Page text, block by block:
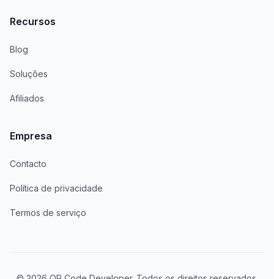
Recursos
Blog
Soluções
Afiliados
Empresa
Contacto
Política de privacidade
Termos de serviço